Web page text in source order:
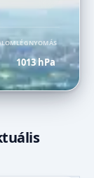
LÉGNYOMÁS
1013 hPa